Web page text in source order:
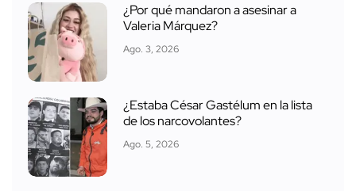
¿Por qué mandaron a asesinar a
Valeria Márquez?
Ago. 3, 2026
¿Estaba César Gastélum en la lista
de los narcovolantes?
Ago. 5, 2026